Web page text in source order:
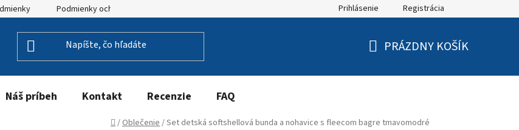
Podmienky ochrany osobných údajov Prihlásenie Registrácia
PRÁZDNY KOŠÍK
Náš príbeh Kontakt Recenzie FAQ
Domov
/Oblečenie/Set detská softshellová bunda a nohavice s fleecom bagre tmavomodré